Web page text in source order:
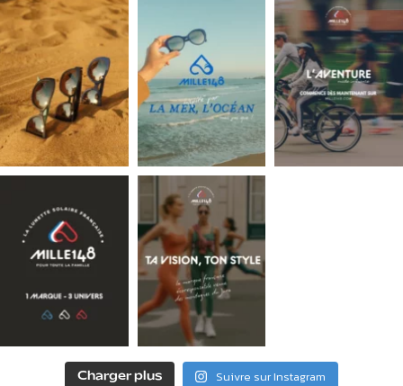
Charger plus Suivre sur Instagram